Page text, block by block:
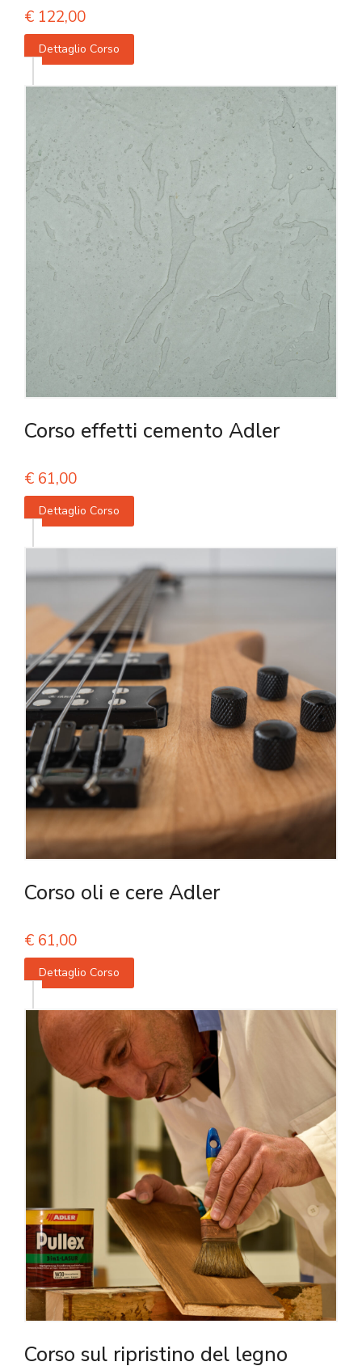
€ 122,00
Dettaglio Corso
Corso effetti cemento Adler
€ 61,00
Dettaglio Corso
Corso oli e cere Adler
€ 61,00
Dettaglio Corso
Corso sul ripristino del legno